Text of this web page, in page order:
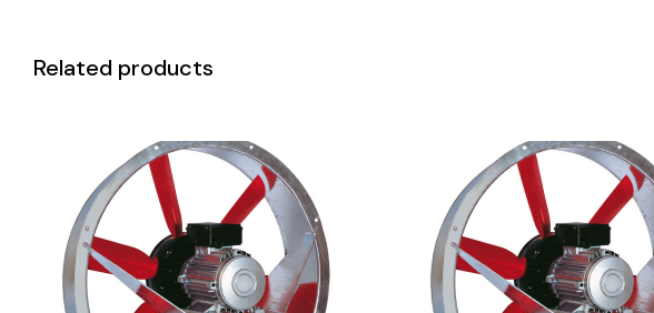
Related products
DETAILS DETAILS